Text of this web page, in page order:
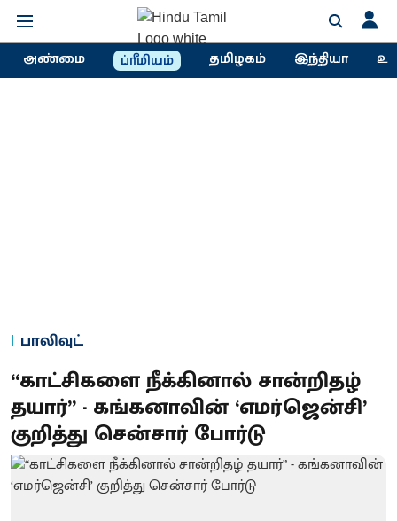
அண்மை ப்ரீமியம் தமிழகம் இந்தியா
பாலிவுட்
“காட்சிகளை நீக்கினால் சான்றிதழ்
தயார்” - கங்கனாவின் ‘எமர்ஜென்சி’
குறித்து சென்சார் போர்டு